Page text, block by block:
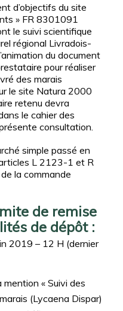
d’objectifs du site
» FR 8301091
le suivi scientifique
régional Livradois-
du document
pour réaliser
des marais
le site Natura 2000
retenu devra
le cahier des
consultation.
simple passé en
L 2123-1 et R
la commande
de remise
de dépôt :
2019 – 12 H (dernier
« Suivi des
(Lycaena Dispar)